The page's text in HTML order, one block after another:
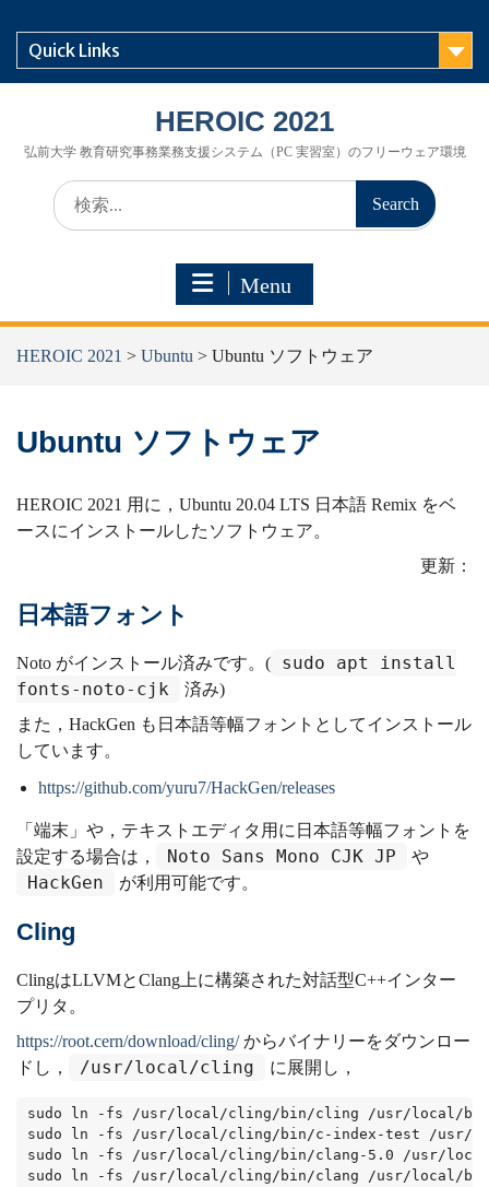
content
Quick Links
HEROIC 2021
弘前大学 教育研究事務業務支援システム（PC 実習室）のフリーウェア環境
Search
for:
Menu
HEROIC 2021 > Ubuntu > Ubuntu ソフトウェア
Ubuntu ソフトウェア
HEROIC 2021 用に，Ubuntu 20.04 LTS 日本語 Remix をベ
ースにインストールしたソフトウェア。
更新：
日本語フォント
Noto がインストール済みです。(
sudo apt install
fonts-noto-cjk
済み)
また，HackGen も日本語等幅フォントとしてインストール
しています。
https://github.com/yuru7/HackGen/releases
「端末」や，テキストエディタ用に日本語等幅フォントを
設定する場合は，
Noto Sans Mono CJK JP や
HackGen が利用可能です。
Cling
ClingはLLVMとClang上に構築された対話型C++インター
プリタ。
https://root.cern/download/cling/からバイナリーをダウンロー
ドし，
/usr/local/cling に展開し，
sudo ln -fs /usr/local/cling/bin/cling /usr/local/
sudo ln -fs /usr/local/cling/bin/c-index-test /usr/
sudo ln -fs /usr/local/cling/bin/clang-5.0 /usr/
sudo ln -fs /usr/local/cling/bin/clang /usr/local/